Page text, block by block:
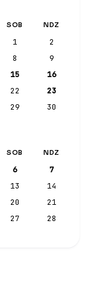
SOB NDZ
1
2
8
9
15
16
22
23
29 30
SOB NDZ
6
7
13
14
20
21
27
28